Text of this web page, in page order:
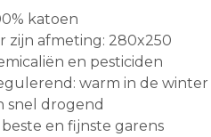
katoen
zijn afmeting: 280x250
en pesticiden
warm in de
snel drogend
en fijnste garens